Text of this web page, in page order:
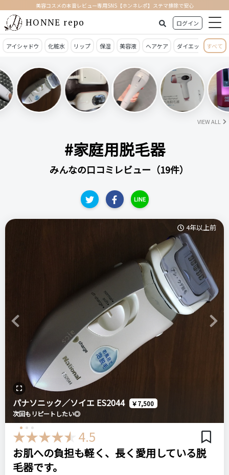
美容コスメの本音レビュー専用SNS【ホンネレポ】ステマ排除で安心
HONNE repo ログイン
アイシャドウ 化粧水 リップ 保湿 美容液 ヘアケア ダイエット 日焼
すべて
VIEW ALL
#家庭用脱毛器
みんなの口コミレビュー（19件）
LINE
Previous Next
4年以上前
パナソニック／ソイエ ES2044
￥7,500
次回もリピートしたい◎
4.5
お肌への負担も軽く、長く愛用している脱
毛器です。